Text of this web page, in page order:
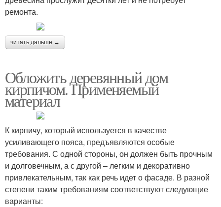
ремонта.
читать дальше →
Обложить деревянный дом
кирпичом. Применяемый
материал
К кирпичу, который используется в качестве
усиливающего пояса, предъявляются особые
требования. С одной стороны, он должен быть прочным
и долговечным, а с другой – легким и декоративно
привлекательным, так как речь идет о фасаде. В разной
степени таким требованиям соответствуют следующие
варианты: